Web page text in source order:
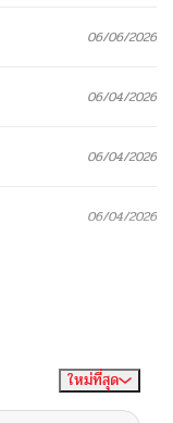
06/06/2026
06/04/2026
06/04/2026
06/04/2026
ใหม่ที่สุด